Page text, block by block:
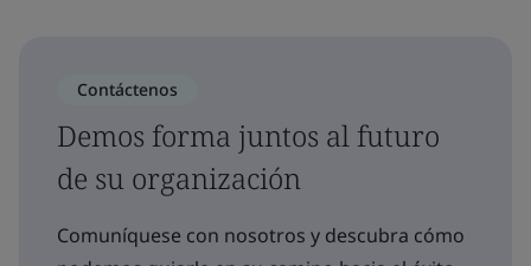
Contáctenos
Demos forma juntos al futuro
de su organización
Comuníquese con nosotros y descubra cómo